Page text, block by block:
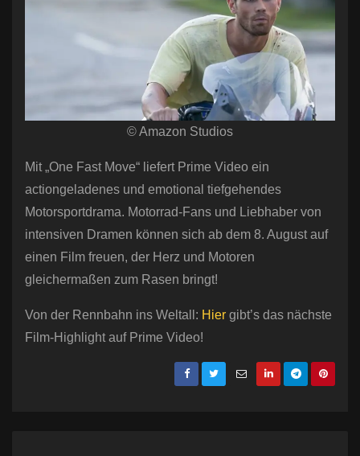
© Amazon Studios
Mit „One Fast Move“ liefert Prime Video ein
actiongeladenes und emotional tiefgehendes
Motorsportdrama. Motorrad-Fans und Liebhaber von
intensiven Dramen können sich ab dem 8. August auf
einen Film freuen, der Herz und Motoren
gleichermaßen zum Rasen bringt!
Von der Rennbahn ins Weltall: Hier gibt’s das nächste
Film-Highlight auf Prime Video!